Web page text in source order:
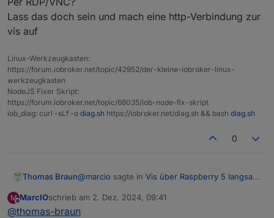
Verbindungsprobleme.
Proxy/DNS-Einstellungen konfiguriert.
Über Vis > Setup > Einstellungen einen
automatischen Reload nach 5 Minuten
allerdings nicht.
Cache beim Start leeren und mit privatem Modus
deaktivieren
etwas tippen, heißt ich möchte dann auch nicht ständig
solche Probleme gehabt oder ist das zu akzeptieren?
Lass das doch sein und mach eine http-Verbindung zur
vis auf
Linux-Werkzeugkasten:
https://forum.iobroker.net/topic/42952/der-kleine-iobroker-linux-
werkzeugkasten
NodeJS Fixer Skript:
https://forum.iobroker.net/topic/68035/iob-node-fix-skript
iob_diag: curl -sLf -o diag.sh https://iobroker.net/diag.sh && bash diag.sh
0
Thomas Braun@marcio sagte in Vis über Raspberry 5 langsam
M
Offline
MarcIOschrieb am 2. Dez. 2024, 09:41
zuletzt editiert von
@thomas-braun